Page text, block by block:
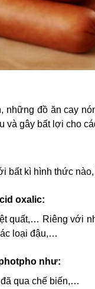
những đồ ăn cay
và gây bất lợi cho
bất kì hình thức
oxalic:
quất,… Riêng với
loại đậu,…
như:
qua chế biến,…